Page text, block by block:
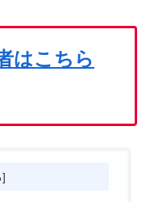
はこちら